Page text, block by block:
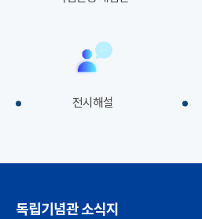
전시해설
독립기념관 소식지